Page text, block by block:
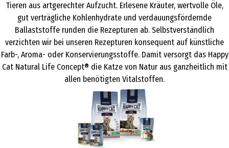
Tieren aus artgerechter Aufzucht. Erlesene Kräuter, wertvolle Öle,
gut verträgliche Kohlenhydrate und verdauungsfördernde
Ballaststoffe runden die Rezepturen ab. Selbstverständlich
verzichten wir bei unseren Rezepturen konsequent auf künstliche
Farb-, Aroma- oder Konservierungsstoffe. Damit versorgt das Happy
Cat Natural Life Concept® die Katze von Natur aus ganzheitlich mit
allen benötigten Vitalstoffen.